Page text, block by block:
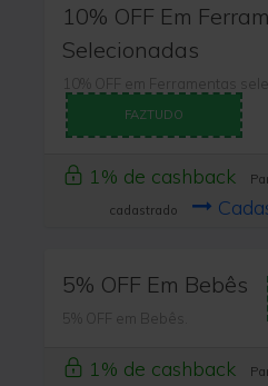
10% OFF Em
Selecionadas
10% OFF em Ferramentas
FAZTUDO
1% de cashback
cadastrado
5% OFF Em Bebês
5% OFF em Bebês.
1% de cashback